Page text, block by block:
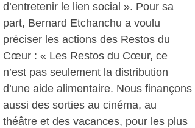
d’entretenir le lien social ». Pour sa
part, Bernard Etchanchu a voulu
préciser les actions des Restos du
Cœur : « Les Restos du Cœur, ce
n’est pas seulement la distribution
d’une aide alimentaire. Nous finançons
aussi des sorties au cinéma, au
théâtre et des vacances, pour les plus